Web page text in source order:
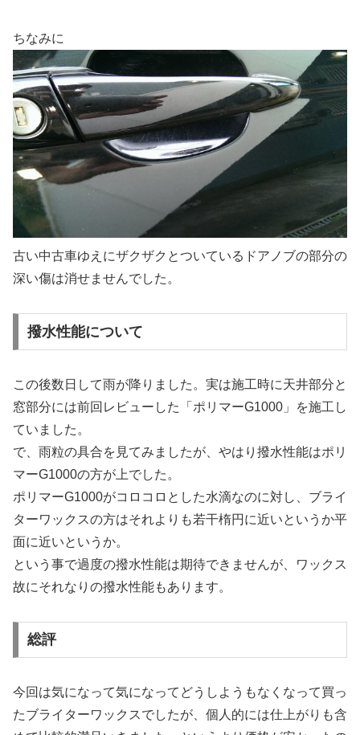
ちなみに
古い中古車ゆえにザクザクとついているドアノブの部分の
深い傷は消せませんでした。
撥水性能について
この後数日して雨が降りました。実は施工時に天井部分と
窓部分には前回レビューした「ポリマーG1000」を施工し
ていました。
で、雨粒の具合を見てみましたが、やはり撥水性能はポリ
マーG1000の方が上でした。
ポリマーG1000がコロコロとした水滴なのに対し、ブライ
ターワックスの方はそれよりも若干楕円に近いというか平
面に近いというか。
という事で過度の撥水性能は期待できませんが、ワックス
故にそれなりの撥水性能もあります。
総評
今回は気になって気になってどうしようもなくなって買っ
たブライターワックスでしたが、個人的には仕上がりも含